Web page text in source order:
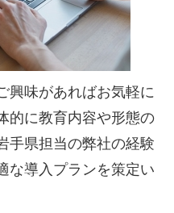
興味があればお気軽に
的に教育内容や形態の
手県担当の弊社の経験
な導入プランを策定い